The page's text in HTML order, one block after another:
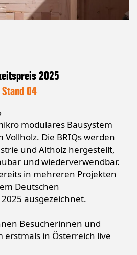
2025
04
modulares Bausystem
Die BRIQs werden
und Altholz hergestellt,
und wiederverwendbar.
in mehreren Projekten
Deutschen
ausgezeichnet.
Besucherinnen und
erstmals in Österreich live